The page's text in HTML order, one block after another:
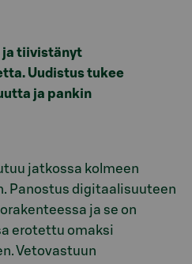
ja tiivistänyt
Uudistus tukee
ja pankin
jatkossa kolmeen
Panostus digitaalisuuteen
ja se on
erotettu omaksi
Vetovastuun